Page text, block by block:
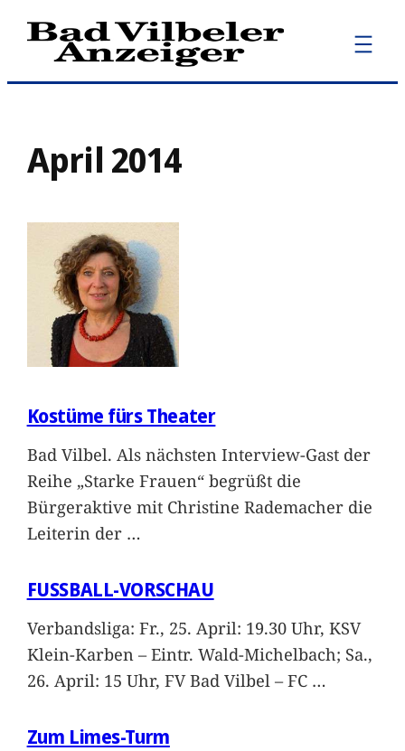
Zum
Inhalt
April 2014
Kostüme fürs Theater
Bad Vilbel. Als nächsten Interview-Gast der
Reihe „Starke Frauen“ begrüßt die
Bürgeraktive mit Christine Rademacher die
Leiterin der …
FUSSBALL-VORSCHAU
Verbandsliga: Fr., 25. April: 19.30 Uhr, KSV
Klein-Karben – Eintr. Wald-Michelbach; Sa.,
26. April: 15 Uhr, FV Bad Vilbel – FC …
Zum Limes-Turm